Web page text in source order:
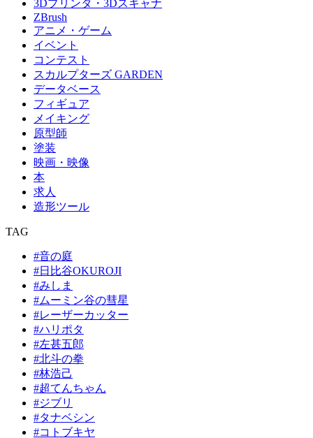
3Dプリンタ・3Dスキャナ
ZBrush
アニメ・ゲーム
イベント
コンテスト
スカルプターズ GARDEN
データベース
フィギュア
メイキング
原型師
塗装
映画・映像
本
求人
造形ツール
TAG
#音の庭
#日比谷OKUROJI
#みしま
#ムーミン谷の彗星
#レーザーカッター
#ハリポタ
#左甚五郎
#北斗の拳
#林浩己
#超てんちゃん
#ジブリ
#タナベシン
#コトブキヤ